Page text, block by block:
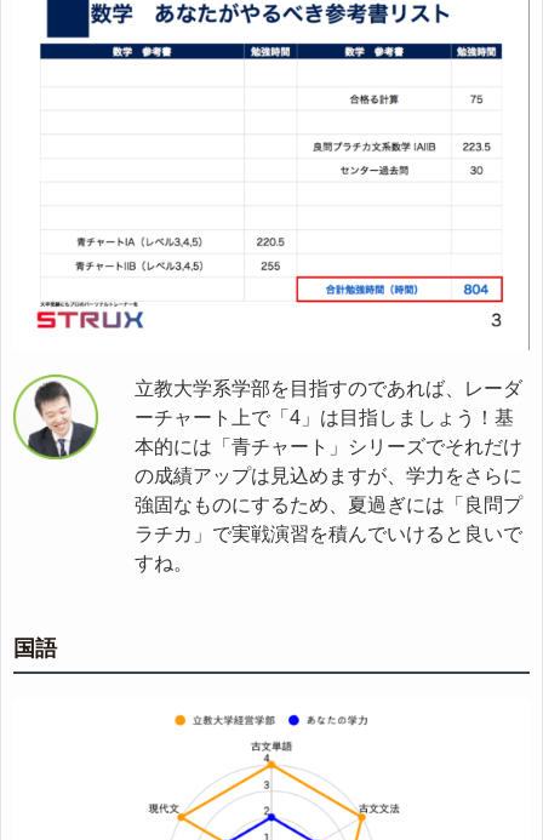
立教大学系学部を目指すのであれば、レーダ
ーチャート上で「4」は目指しましょう！基
本的には「青チャート」シリーズでそれだけ
の成績アップは見込めますが、学力をさらに
強固なものにするため、夏過ぎには「良問プ
ラチカ」で実戦演習を積んでいけると良いで
すね。
国語